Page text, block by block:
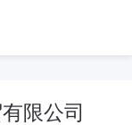
限公司